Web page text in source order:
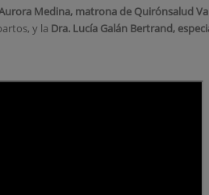
Medina, matrona de Quirónsalud
y la Dra. Lucía Galán Bertrand,